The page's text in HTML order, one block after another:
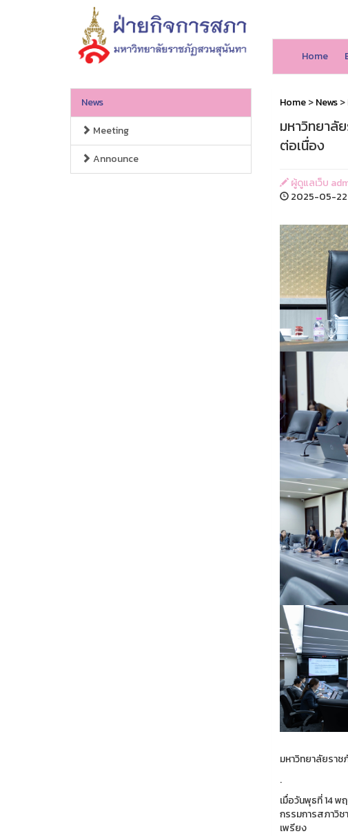
Home
News
Meeting
Announce
Home>News>
มหาวิทยาลั
ต่อเนื่อง
ผู้ดูแลเว็บ
2025-05-22
มหาวิทยาลัยรา
.
เมื่อวันพุธที่ 14
กรรมการสภาวิ
เพรียง